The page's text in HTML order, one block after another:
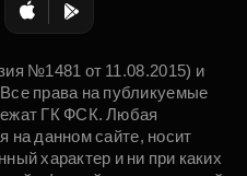
№1481 от 11.08.2015) и
права на публикуемые
ГК ФСК. Любая
на данном сайте, носит
характер и ни при каких